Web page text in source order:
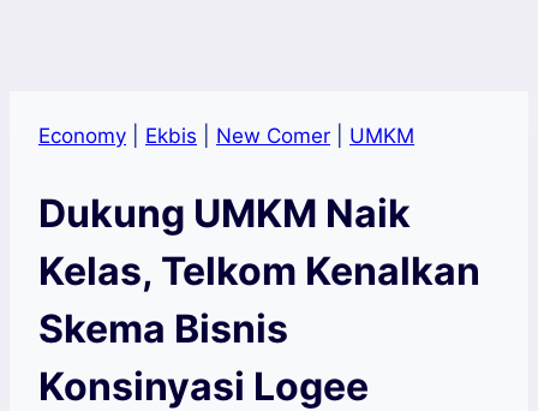
Economy Ekbis New Comer UMKM
Dukung UMKM Naik
Kelas, Telkom Kenalkan
Skema Bisnis
Konsinyasi Logee